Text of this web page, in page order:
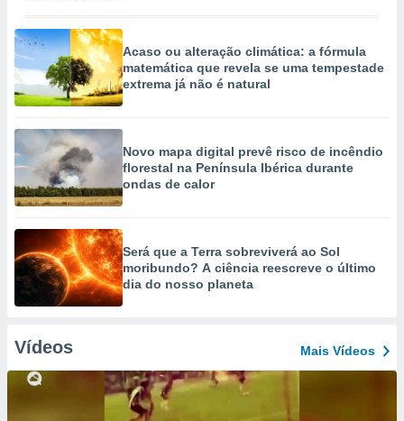
Acaso ou alteração climática: a fórmula
matemática que revela se uma tempestade
extrema já não é natural
Novo mapa digital prevê risco de incêndio
florestal na Península Ibérica durante
ondas de calor
Será que a Terra sobreviverá ao Sol
moribundo? A ciência reescreve o último
dia do nosso planeta
Vídeos Mais Vídeos